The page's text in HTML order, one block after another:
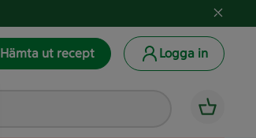
Hämta ut recept Logga in